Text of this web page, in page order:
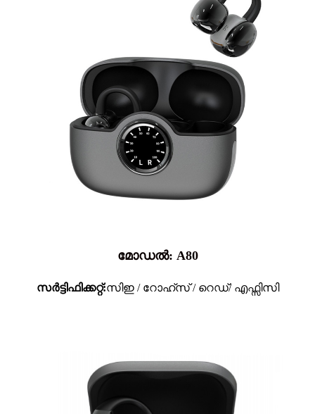
മോഡൽ: A80
സർട്ടിഫിക്കറ്റ്:സിഇ / റോഹ്സ് / റെഡ്/ എഫ്സിസി